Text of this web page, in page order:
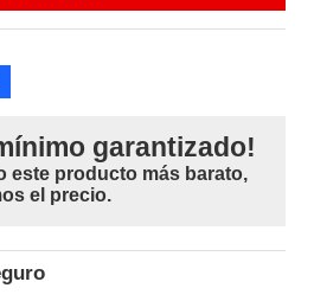
garantizado!
este producto más barato,
el precio.